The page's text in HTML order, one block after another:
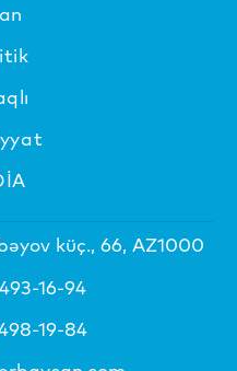
küç., 66, AZ1000
16-94
19-84